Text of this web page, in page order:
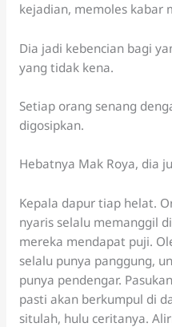
kejadian, memoles kabar
Dia jadi kebencian bagi
yang tidak kena.
Setiap orang senang
digosipkan.
Hebatnya Mak Roya, dia
Kepala dapur tiap helat.
nyaris selalu memanggil
mereka mendapat puji.
selalu punya panggung,
punya pendengar.
pasti akan berkumpul di
situlah, hulu ceritanya.